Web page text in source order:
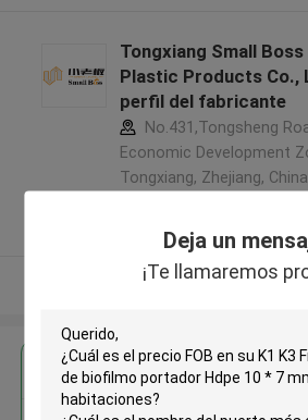
Deja un
¡Te llamaremos
Tongxiang Small
Plastic Products Co.,
perfil del fabricante
No.431,Tongsheng
Economic Development
Tongxiang, Zhejiang,
Proveedor verificado
Vea más
Obtenga el mejor